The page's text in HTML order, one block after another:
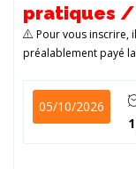
pratiques /
Pour vous inscrire,
préalablement payé
05/10/2026